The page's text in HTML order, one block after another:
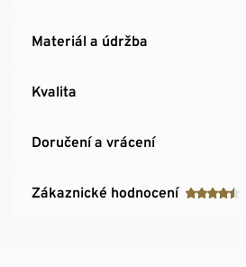
Materiál a údržba
Kvalita
Doručení a vrácení
Zákaznické hodnocení